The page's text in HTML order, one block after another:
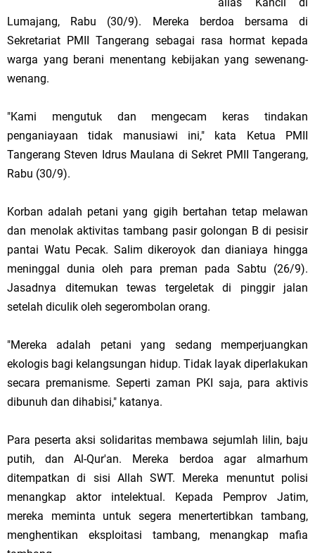
Lumajang, Rabu (30/9). Mereka berdoa bersama di
Sekretariat PMII Tangerang sebagai rasa hormat kepada
warga yang berani menentang kebijakan yang sewenang-
wenang.
"Kami mengutuk dan mengecam keras tindakan
penganiayaan tidak manusiawi ini," kata Ketua PMII
Tangerang Steven Idrus Maulana di Sekret PMII Tangerang,
Rabu (30/9).
Korban adalah petani yang gigih bertahan tetap melawan
dan menolak aktivitas tambang pasir golongan B di pesisir
pantai Watu Pecak. Salim dikeroyok dan dianiaya hingga
meninggal dunia oleh para preman pada Sabtu (26/9).
Jasadnya ditemukan tewas tergeletak di pinggir jalan
setelah diculik oleh segerombolan orang.
"Mereka adalah petani yang sedang memperjuangkan
ekologis bagi kelangsungan hidup. Tidak layak diperlakukan
secara premanisme. Seperti zaman PKI saja, para aktivis
dibunuh dan dihabisi," katanya.
Para peserta aksi solidaritas membawa sejumlah lilin, baju
putih, dan Al-Qur'an. Mereka berdoa agar almarhum
ditempatkan di sisi Allah SWT. Mereka menuntut polisi
menangkap aktor intelektual. Kepada Pemprov Jatim,
mereka meminta untuk segera menertertibkan tambang,
menghentikan eksploitasi tambang, menangkap mafia